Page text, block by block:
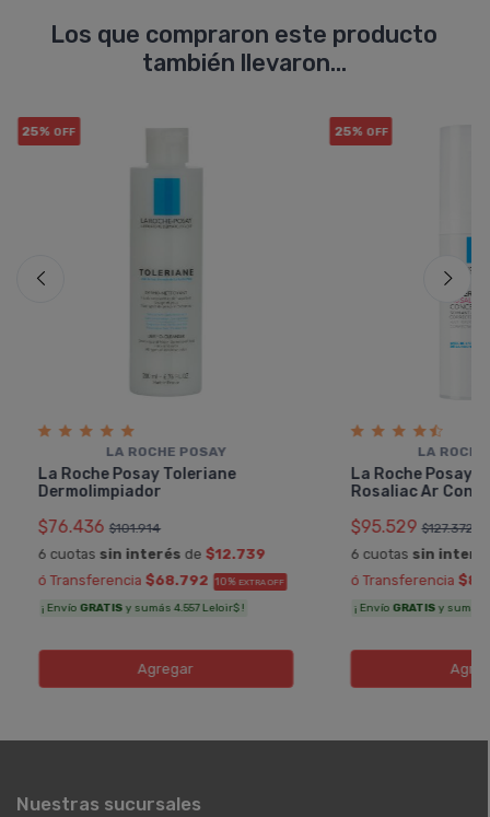
Los que compraron este producto
también llevaron...
25% OFF
LA ROCHE POSAY
La Roche Posay Toleriane
Dermolimpiador
$76.436 $101.914
6 cuotas sin interés de $12.739
ó Transferencia $68.792 10% EXTRA OFF
¡ Envío GRATIS y sumás 4.557 Leloir$ !
Agregar
25% OFF
LA
La Roche Posay
Rosaliac Ar
$95.529 $127.372
6 cuotas sin
ó Transferencia
¡ Envío GRATIS y sumás
Nuestras sucursales